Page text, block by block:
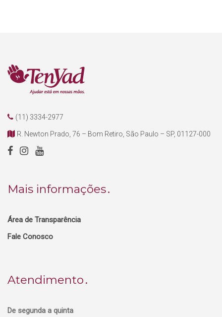
(11) 3334-2977
R. Newton Prado, 76 – Bom Retiro, São Paulo – SP, 01127-000
Mais informações
Área de Transparência
Fale Conosco
Atendimento
De segunda a quinta